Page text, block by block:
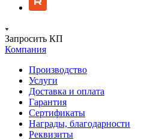
Запросить КП
Компания
Производство
Услуги
Доставка и оплата
Гарантия
Сертификаты
Награды, благодарности
Реквизиты